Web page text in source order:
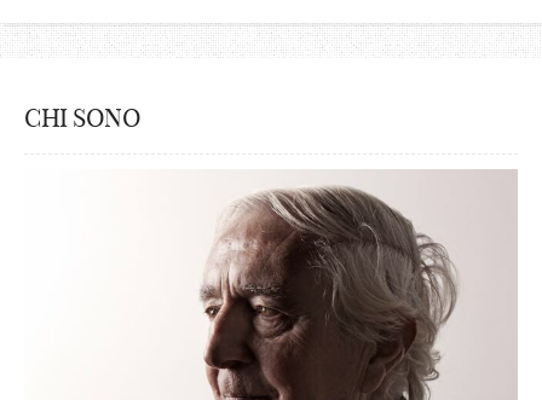
CHI SONO